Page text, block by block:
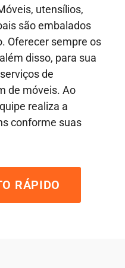
utensílios,
são embalados
Oferecer sempre os
disso, para sua
de
de móveis. Ao
realiza a
conforme suas
RÁPIDO